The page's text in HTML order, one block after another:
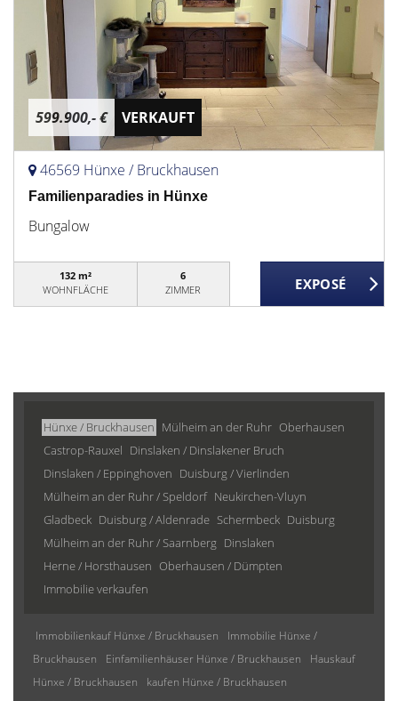
599.900,- € VERKAUFT
46569 Hünxe / Bruckhausen
Familienparadies in Hünxe
Bungalow
132 m²
WOHNFLÄCHE
6
ZIMMER
Hünxe / Bruckhausen Mülheim an der Ruhr Oberhausen
Castrop-Rauxel Dinslaken / Dinslakener Bruch
Dinslaken / Eppinghoven Duisburg / Vierlinden
Mülheim an der Ruhr / Speldorf Neukirchen-Vluyn
Gladbeck Duisburg / Aldenrade Schermbeck Duisburg
Mülheim an der Ruhr / Saarnberg Dinslaken
Herne / Horsthausen Oberhausen / Dümpten
Immobilie verkaufen
Immobilienkauf Hünxe / Bruckhausen
Immobilie Hünxe /
Bruckhausen
Einfamilienhäuser Hünxe / Bruckhausen
Hauskauf
Hünxe / Bruckhausen
kaufen Hünxe / Bruckhausen